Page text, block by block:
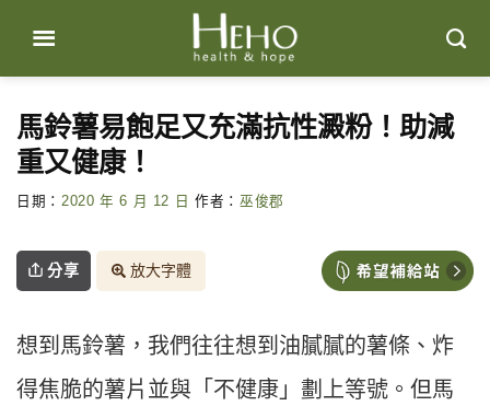
content
馬鈴薯易飽足又充滿抗性澱粉！助減
重又健康！
日期： 2020 年 6 月 12 日 作者： 巫俊郡
分享 放大字體
想到馬鈴薯，我們往往想到油膩膩的薯條、炸
得焦脆的薯片並與「不健康」劃上等號。但馬